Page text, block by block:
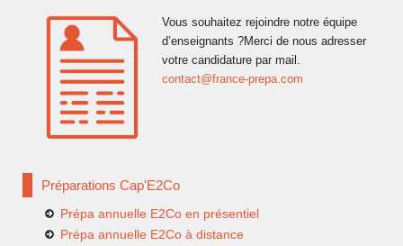
Vous souhaitez rejoindre notre équipe
d’enseignants ?Merci de nous adresser
votre candidature par mail.
contact@france-prepa.com
Préparations Cap'E2Co
Prépa annuelle E2Co en présentiel
Prépa annuelle E2Co à distance